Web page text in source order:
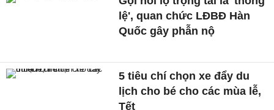
lệ', quan chức LĐBĐ Hàn
Quốc gây phẫn nộ
5 tiêu chí chọn xe đẩy du
lịch cho bé cho các mùa lễ,
Tết